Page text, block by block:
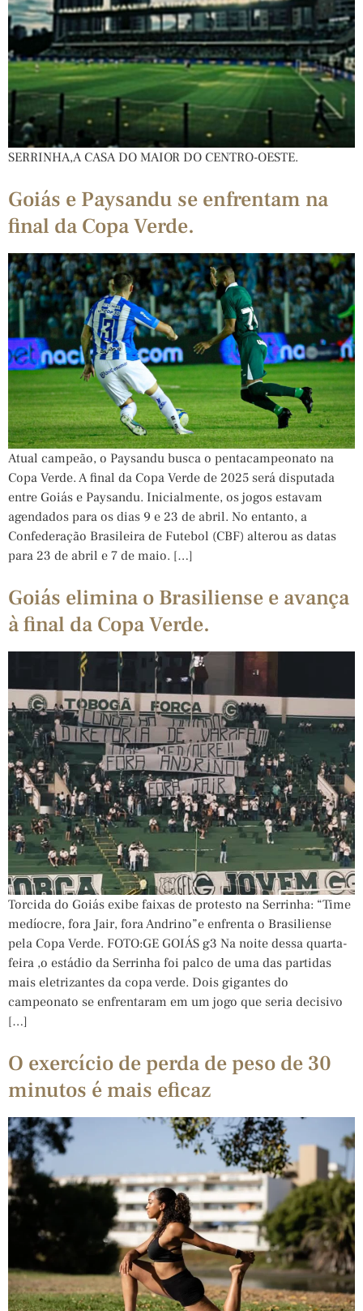
SERRINHA,A CASA DO MAIOR DO CENTRO-OESTE.
Goiás e Paysandu se enfrentam na
final da Copa Verde.
Atual campeão, o Paysandu busca o pentacampeonato na
Copa Verde. A final da Copa Verde de 2025 será disputada
entre Goiás e Paysandu. Inicialmente, os jogos estavam
agendados para os dias 9 e 23 de abril. No entanto, a
Confederação Brasileira de Futebol (CBF) alterou as datas
para 23 de abril e 7 de maio. […]
Goiás elimina o Brasiliense e avança
à final da Copa Verde.
Torcida do Goiás exibe faixas de protesto na Serrinha: “Time
medíocre, fora Jair, fora Andrino”e enfrenta o Brasiliense
pela Copa Verde. FOTO:GE GOIÁS g3 Na noite dessa quarta-
feira ,o estádio da Serrinha foi palco de uma das partidas
mais eletrizantes da copa verde. Dois gigantes do
campeonato se enfrentaram em um jogo que seria decisivo
[…]
O exercício de perda de peso de 30
minutos é mais eficaz